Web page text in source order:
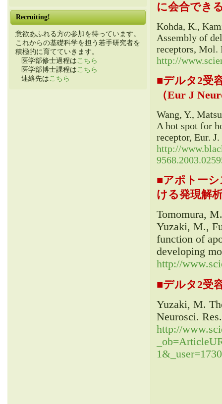
Recruiting!
意欲あふれる方の参加を待っています。
これからの基礎科学を担う若手研究者を
積極的に育てていきます。
医学部修士過程は こちら
医学部博士課程は こちら
連絡先は こちら
に会合でき
Kohda, K.,
Assembly of
receptors, Mol.
http://
■デルタ2受
（Eur J
Wang, Y.,
A hot spot for
receptor, Eur.
http://
■アポトー
ける発現解
Tomomura,
Yuzaki, M.,
function of
developing
http://
■デルタ2受
Yuzaki, M.
Neurosci.
http://